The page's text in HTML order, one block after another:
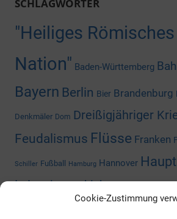
Cookie-Zustimmung
SCHLAGWÖRTER
"Heiliges
Nation" Baden-Württemberg
Bayern Berlin Bier Brandenburg
Denkmäler Dom Dreißigjähriger
Feudalismus Flüsse Franken
Schiller Fußball Hamburg Hannover
Industriegeschichte
Nazizeit